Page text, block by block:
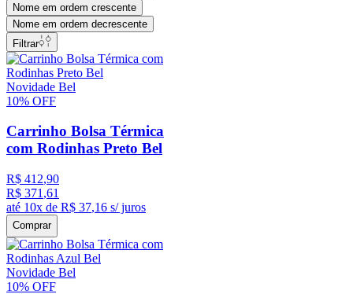
Nome em ordem crescente
Nome em ordem decrescente
Filtrar
Novidade Bel
10% OFF
Carrinho Bolsa Térmica
com Rodinhas Preto Bel
R$ 412,90
R$ 371 ,61
até 10x de R$ 37,16 s/ juros
Comprar
Novidade Bel
10% OFF